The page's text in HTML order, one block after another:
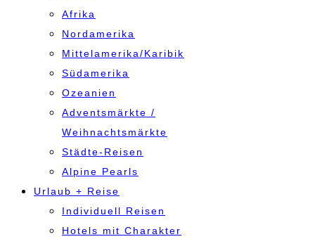
Afrika
Nordamerika
Mittelamerika/Karibik
Südamerika
Ozeanien
Adventsmärkte /
Weihnachtsmärkte
Städte-Reisen
Alpine Pearls
Urlaub + Reise
Individuell Reisen
Hotels mit Charakter